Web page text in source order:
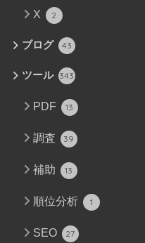
X 2
ブログ 43
ツール 343
PDF 13
調査 39
補助 13
順位分析 1
SEO 27